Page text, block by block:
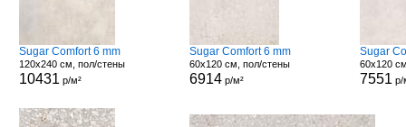
Sugar Comfort 6 mm
120x240 см, пол/стены
10431 р/м²
Sugar Comfort 6 mm
60x120 см, пол/стены
6914 р/м²
Sugar
60x120
7551 р/